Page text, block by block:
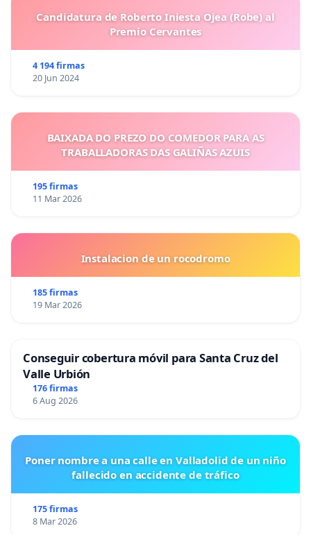
Candidatura de Roberto Iniesta Ojea (Robe) al
Premio Cervantes
4 194 firmas
20 Jun 2024
BAIXADA DO PREZO DO COMEDOR PARA AS
TRABALLADORAS DAS GALIÑAS AZUIS
195 firmas
11 Mar 2026
Instalacion de un rocodromo
185 firmas
19 Mar 2026
Conseguir cobertura móvil para Santa Cruz del
Valle Urbión
176 firmas
6 Aug 2026
Poner nombre a una calle en Valladolid de un niño
fallecido en accidente de tráfico
175 firmas
8 Mar 2026